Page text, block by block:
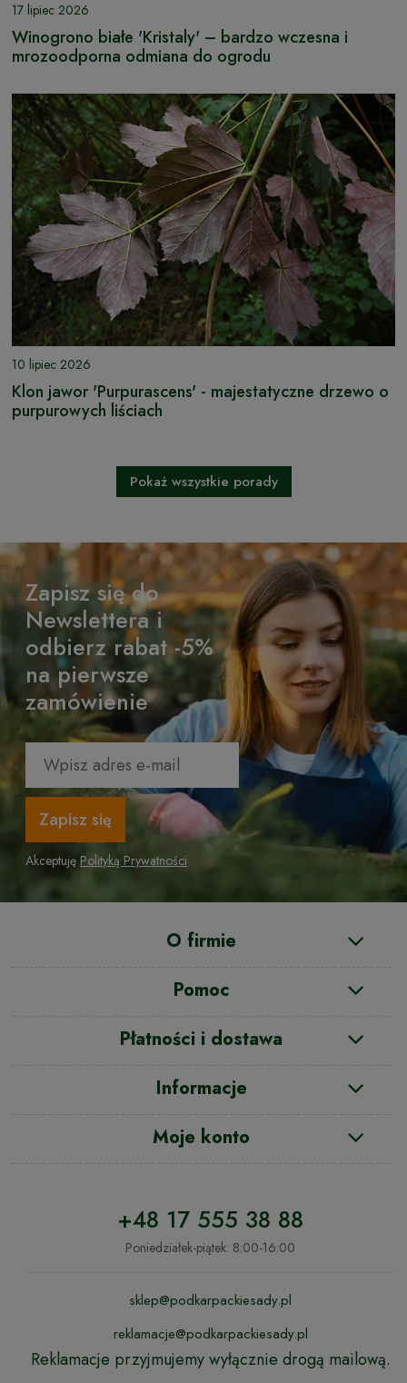
17 lipiec 2026
Winogrono białe 'Kristaly' – bardzo wczesna i
mrozoodporna odmiana do ogrodu
10 lipiec 2026
Klon jawor 'Purpurascens' - majestatyczne drzewo o
purpurowych liściach
Pokaż wszystkie porady
Zapisz się do
Newslettera i
odbierz rabat -5%
na pierwsze
zamówienie
Zapisz się
Akceptuję Polityką Prywatności
O firmie
Pomoc
Płatności i dostawa
Informacje
Moje konto
+48 17 555 38 88
Poniedziałek-piątek: 8:00-16:00
sklep@podkarpackiesady.pl
reklamacje@podkarpackiesady.pl
Reklamacje przyjmujemy wyłącznie drogą mailową.